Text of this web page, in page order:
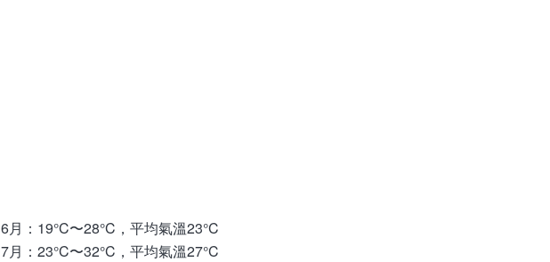
6月：19°C〜28°C，平均氣溫23°C
7月：23°C〜32°C，平均氣溫27°C